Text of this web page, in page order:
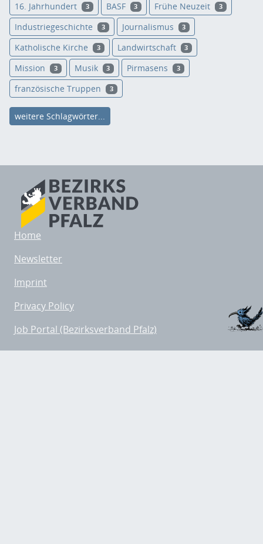
16. Jahrhundert 3 BASF 3 Frühe Neuzeit 3
Industriegeschichte 3 Journalismus 3
Katholische Kirche 3 Landwirtschaft 3
Mission 3 Musik 3 Pirmasens 3
französische Truppen 3
weitere Schlagwörter...
Home
Newsletter
Imprint
Privacy Policy
Job Portal (Bezirksverband Pfalz)